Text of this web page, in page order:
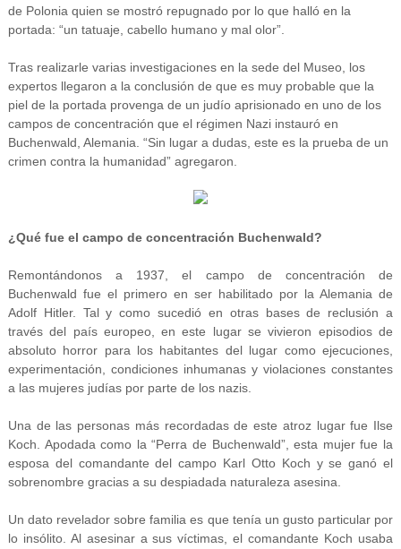
de Polonia quien se mostró repugnado por lo que halló en la
portada: “un tatuaje, cabello humano y mal olor”.
Tras realizarle varias investigaciones en la sede del Museo, los
expertos llegaron a la conclusión de que es muy probable que la
piel de la portada provenga de un judío aprisionado en uno de los
campos de concentración que el régimen Nazi instauró en
Buchenwald, Alemania. “Sin lugar a dudas, este es la prueba de un
crimen contra la humanidad” agregaron.
¿Qué fue el campo de concentración Buchenwald?
Remontándonos a 1937, el campo de concentración de
Buchenwald fue el primero en ser habilitado por la Alemania de
Adolf Hitler. Tal y como sucedió en otras bases de reclusión a
través del país europeo, en este lugar se vivieron episodios de
absoluto horror para los habitantes del lugar como ejecuciones,
experimentación, condiciones inhumanas y violaciones constantes
a las mujeres judías por parte de los nazis.
Una de las personas más recordadas de este atroz lugar fue Ilse
Koch. Apodada como la “Perra de Buchenwald”, esta mujer fue la
esposa del comandante del campo Karl Otto Koch y se ganó el
sobrenombre gracias a su despiadada naturaleza asesina.
Un dato revelador sobre familia es que tenía un gusto particular por
lo insólito. Al asesinar a sus víctimas, el comandante Koch usaba